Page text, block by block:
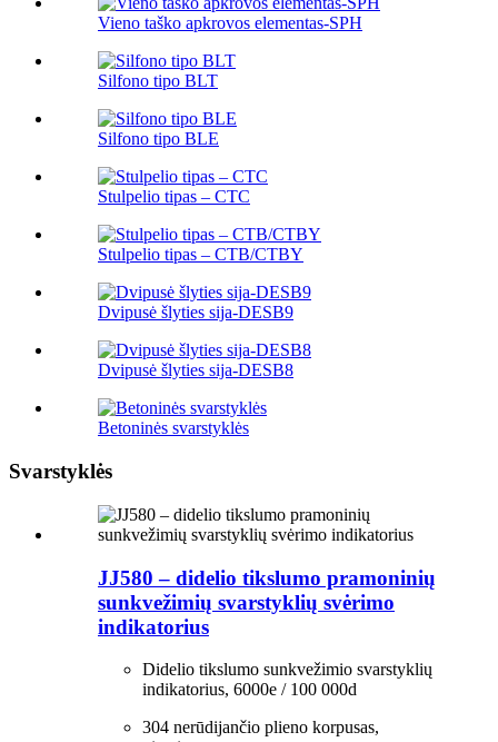
Vieno taško apkrovos elementas-SPH
Silfono tipo BLT
Silfono tipo BLE
Stulpelio tipas – CTC
Stulpelio tipas – CTB/CTBY
Dvipusė šlyties sija-DESB9
Dvipusė šlyties sija-DESB8
Betoninės svarstyklės
Svarstyklės
JJ580 – didelio tikslumo pramoninių
sunkvežimių svarstyklių svėrimo
indikatorius
Didelio tikslumo sunkvežimio svarstyklių
indikatorius, 6000e / 100 000d
304 nerūdijančio plieno korpusas,